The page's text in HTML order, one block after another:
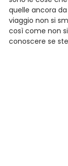
quelle ancora
viaggio non si
così come non
conoscere se